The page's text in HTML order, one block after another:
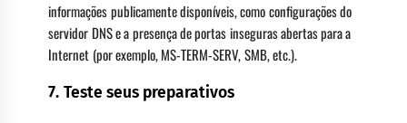
informações publicamente disponíveis, como configurações do
servidor DNS e a presença de portas inseguras abertas para a
Internet (por exemplo, MS-TERM-SERV, SMB, etc.).
7. Teste seus preparativos